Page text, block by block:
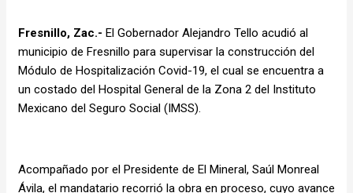
Fresnillo, Zac.- El Gobernador Alejandro Tello acudió al
municipio de Fresnillo para supervisar la construcción del
Módulo de Hospitalización Covid-19, el cual se encuentra a
un costado del Hospital General de la Zona 2 del Instituto
Mexicano del Seguro Social (IMSS).
Acompañado por el Presidente de El Mineral, Saúl Monreal
Ávila, el mandatario recorrió la obra en proceso, cuyo avance